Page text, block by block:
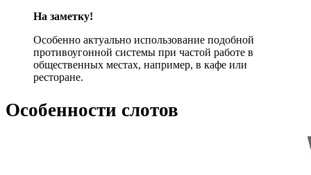
На заметку!
Особенно актуально использование подобной
противоугонной системы при частой работе в
общественных местах, например, в кафе или
ресторане.
Особенности слотов